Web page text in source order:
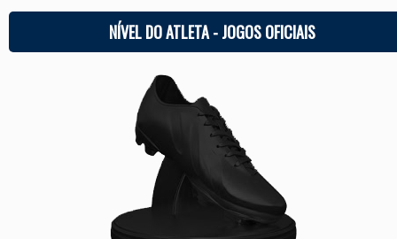
NÍVEL DO ATLETA - JOGOS OFICIAIS